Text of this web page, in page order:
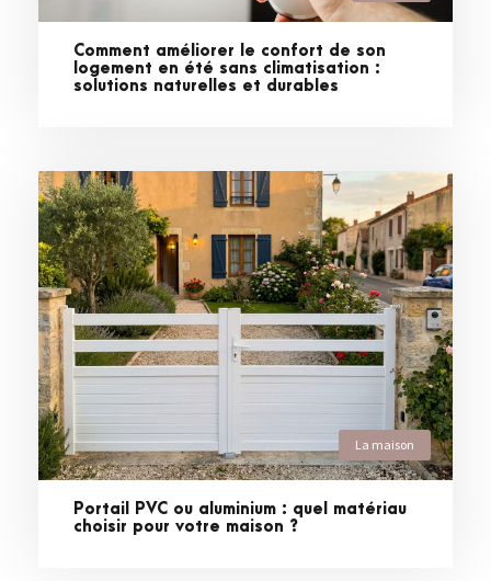
Comment améliorer le confort de son
logement en été sans climatisation :
solutions naturelles et durables
La maison
Portail PVC ou aluminium : quel matériau
choisir pour votre maison ?